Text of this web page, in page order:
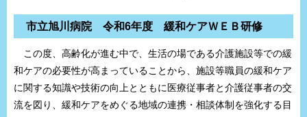
市立旭川病院 令和6年度 緩和ケアＷＥＢ研修
この度、高齢化が進む中で、生活の場である介護施設等での緩
和ケアの必要性が高まっていることから、施設等職員の緩和ケア
に関する知識や技術の向上とともに医療従事者と介護従事者の交
流を図り、緩和ケアをめぐる地域の連携・相談体制を強化する目